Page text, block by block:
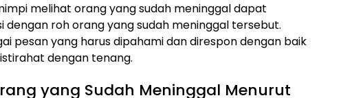
melihat orang yang sudah meninggal dapat
dengan roh orang yang sudah meninggal tersebut.
pesan yang harus dipahami dan direspon dengan baik
dengan tenang.
yang Sudah Meninggal Menurut